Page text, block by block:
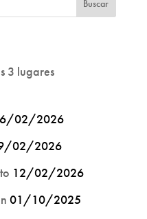
3 lugares
02/2026
02/2026
12/02/2026
01/10/2025